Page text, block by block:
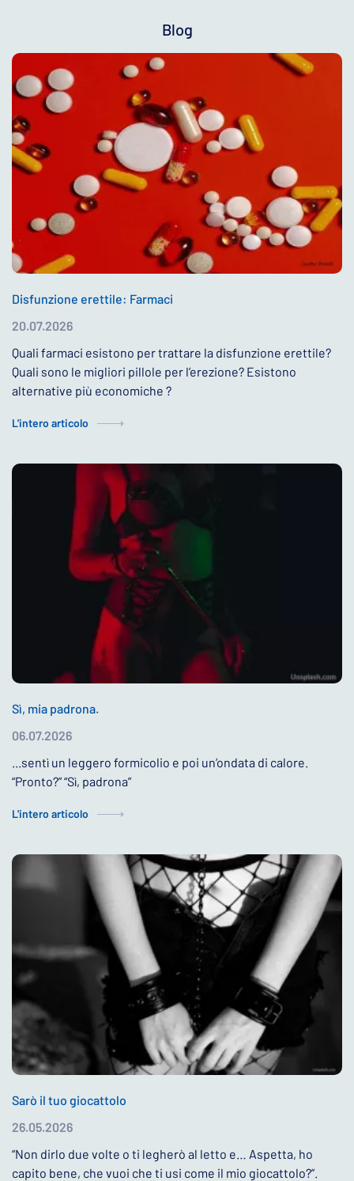
Blog
Disfunzione erettile: Farmaci
20.07.2026
Quali farmaci esistono per trattare la disfunzione erettile?
Quali sono le migliori pillole per l’erezione? Esistono
alternative più economiche ?
L'intero articolo
Sì, mia padrona.
06.07.2026
...sentì un leggero formicolio e poi un’ondata di calore.
“Pronto?” “Sì, padrona”
L'intero articolo
Sarò il tuo giocattolo
26.05.2026
“Non dirlo due volte o ti legherò al letto e… Aspetta, ho
capito bene, che vuoi che ti usi come il mio giocattolo?”.